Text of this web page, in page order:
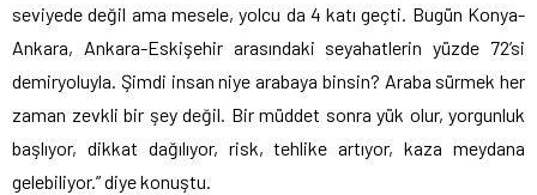
seviyede değil ama mesele, yolcu da 4 katı geçti. Bugün Konya-
Ankara, Ankara-Eskişehir arasındaki seyahatlerin yüzde 72’si
demiryoluyla. Şimdi insan niye arabaya binsin? Araba sürmek her
zaman zevkli bir şey değil. Bir müddet sonra yük olur, yorgunluk
başlıyor, dikkat dağılıyor, risk, tehlike artıyor, kaza meydana
gelebiliyor.” diye konuştu.